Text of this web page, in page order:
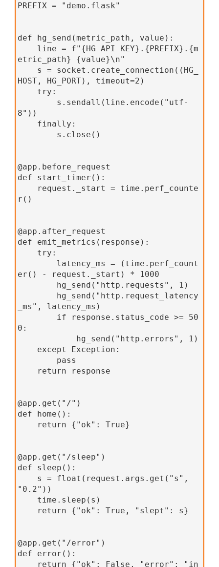
PREFIX = "demo.flask"
def hg_send(metric_path, value):
line = f"{HG_API_KEY}.{PREFIX}.{m
etric_path} {value}\n"
s = socket.create_connection((HG_
HOST, HG_PORT), timeout=2)
try:
s.sendall(line.encode("utf-
8"))
finally:
s.close()
@app.before_request
def start_timer():
request._start = time.perf_counte
r()
@app.after_request
def emit_metrics(response):
try:
latency_ms = (time.perf_count
er() - request._start) * 1000
hg_send("http.requests", 1)
hg_send("http.request_latency
_ms", latency_ms)
if response.status_code >= 50
0:
hg_send("http.errors", 1)
except Exception:
pass
return response
@app.get("/")
def home():
return {"ok": True}
@app.get("/sleep")
def sleep():
s = float(request.args.get("s",
"0.2"))
time.sleep(s)
return {"ok": True, "slept": s}
@app.get("/error")
def error():
return {"ok": False, "error": "in